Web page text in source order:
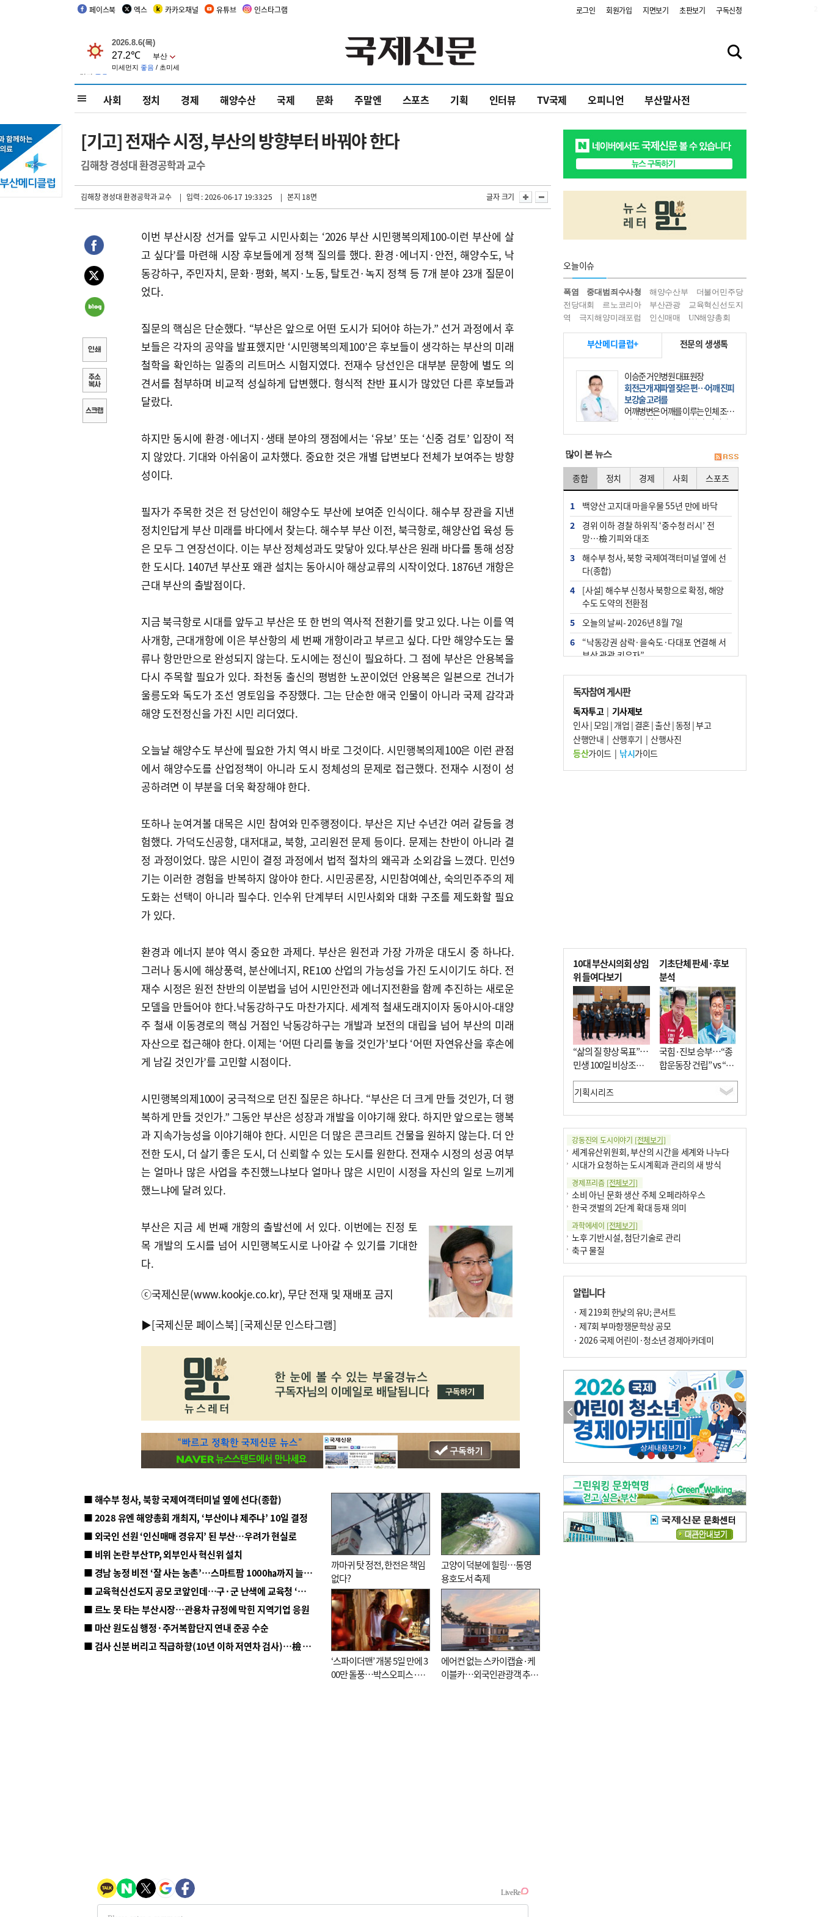
페이스북 엑스 카카오채널 유튜브 인스타그램 로그인 회원가입 지면보기 초판보기 구독신청
사회 정치 경제 해양수산 국제 문화 주말엔 스포츠 기획 인터뷰 TV국제 오피니언 부산말사전
[기고] 전재수 시정, 부산의 방향부터 바꿔야 한다
김해창 경성대 환경공학과 교수
김해창 경성대 환경공학과 교수 | 입력 : 2026-06-17 19:33:25 | 본지 18면 글자 크기
이번 부산시장 선거를 앞두고 시민사회는 ‘2026 부산 시민행복의제100-이런 부산에 살
고 싶다’를 마련해 시장 후보들에게 정책 질의를 했다. 환경·에너지·안전, 해양수도, 낙
동강하구, 주민자치, 문화·평화, 복지·노동, 탈토건·녹지 정책 등 7개 분야 23개 질문이
었다.
질문의 핵심은 단순했다. “부산은 앞으로 어떤 도시가 되어야 하는가.” 선거 과정에서 후
보들은 각자의 공약을 발표했지만 ‘시민행복의제100’은 후보들이 생각하는 부산의 미래
철학을 확인하는 일종의 리트머스 시험지였다. 전재수 당선인은 대부분 문항에 별도 의
견서를 첨부하며 비교적 성실하게 답변했다. 형식적 찬반 표시가 많았던 다른 후보들과
달랐다.
하지만 동시에 환경·에너지·생태 분야의 쟁점에서는 ‘유보’ 또는 ‘신중 검토’ 입장이 적
지 않았다. 기대와 아쉬움이 교차했다. 중요한 것은 개별 답변보다 전체가 보여주는 방향
성이다.
필자가 주목한 것은 전 당선인이 해양수도 부산에 보여준 인식이다. 해수부 장관을 지낸
정치인답게 부산 미래를 바다에서 찾는다. 해수부 부산 이전, 북극항로, 해양산업 육성 등
은 모두 그 연장선이다. 이는 부산 정체성과도 맞닿아 있다.부산은 원래 바다를 통해 성장
한 도시다. 1407년 부산포 왜관 설치는 동아시아 해상교류의 시작이었다. 1876년 개항은
근대 부산의 출발점이다.
지금 북극항로 시대를 앞두고 부산은 또 한 번의 역사적 전환기를 맞고 있다. 나는 이를 역
사개항, 근대개항에 이은 부산항의 세 번째 개항이라고 부르고 싶다. 다만 해양수도는 물
류나 항만만으로 완성되지 않는다. 도시에는 정신이 필요하다. 그 점에 부산은 안용복을
다시 주목할 필요가 있다. 좌천동 출신의 평범한 노꾼이었던 안용복은 일본으로 건너가
울릉도와 독도가 조선 영토임을 주장했다. 그는 단순한 애국 인물이 아니라 국제 감각과
해양 도전정신을 가진 시민 리더였다.
오늘날 해양수도 부산에 필요한 가치 역시 바로 그것이다. 시민행복의제100은 이런 관점
에서 해양수도를 산업정책이 아니라 도시 정체성의 문제로 접근했다. 전재수 시정이 성
공하려면 이 부분을 더욱 확장해야 한다.
또하나 눈여겨볼 대목은 시민 참여와 민주행정이다. 부산은 지난 수년간 여러 갈등을 경
험했다. 가덕도신공항, 대저대교, 북항, 고리원전 문제 등이다. 문제는 찬반이 아니라 결
정 과정이었다. 많은 시민이 결정 과정에서 법적 절차의 왜곡과 소외감을 느꼈다. 민선9
기는 이러한 경험을 반복하지 않아야 한다. 시민공론장, 시민참여예산, 숙의민주주의 제
도화는 선택이 아니라 필수다. 인수위 단계부터 시민사회와 대화 구조를 제도화할 필요
가 있다.
환경과 에너지 분야 역시 중요한 과제다. 부산은 원전과 가장 가까운 대도시 중 하나다.
그러나 동시에 해상풍력, 분산에너지, RE100 산업의 가능성을 가진 도시이기도 하다. 전
재수 시정은 원전 찬반의 이분법을 넘어 시민안전과 에너지전환을 함께 추진하는 새로운
모델을 만들어야 한다.낙동강하구도 마찬가지다. 세계적 철새도래지이자 동아시아-대양
주 철새 이동경로의 핵심 거점인 낙동강하구는 개발과 보전의 대립을 넘어 부산의 미래
자산으로 접근해야 한다. 이제는 ‘어떤 다리를 놓을 것인가’보다 ‘어떤 자연유산을 후손에
게 남길 것인가’를 고민할 시점이다.
시민행복의제100이 궁극적으로 던진 질문은 하나다. “부산은 더 크게 만들 것인가, 더 행
복하게 만들 것인가.” 그동안 부산은 성장과 개발을 이야기해 왔다. 하지만 앞으로는 행복
과 지속가능성을 이야기해야 한다. 시민은 더 많은 콘크리트 건물을 원하지 않는다. 더 안
전한 도시, 더 살기 좋은 도시, 더 신뢰할 수 있는 도시를 원한다. 전재수 시정의 성공 여부
는 얼마나 많은 사업을 추진했느냐보다 얼마나 많은 시민이 시정을 자신의 일로 느끼게
했느냐에 달려 있다.
부산은 지금 세 번째 개항의 출발선에 서 있다. 이번에는 진정 토
목 개발의 도시를 넘어 시민행복도시로 나아갈 수 있기를 기대한
다.
ⓒ국제신문(www.kookje.co.kr), 무단 전재 및 재배포 금지
▶[국제신문 페이스북] [국제신문 인스타그램]
■ 해수부 청사, 북항 국제여객터미널 옆에 선다(종합)
■ 2028 유엔 해양총회 개최지, ‘부산이냐 제주냐’ 10일 결정
■ 외국인 선원 ‘인신매매 경유지’ 된 부산…우려가 현실로
■ 비위 논란 부산TP, 외부인사 혁신위 설치
■ 경남 농정 비전 ‘잘 사는 농촌’…스마트팜 1000㏊까지 늘린다
■ 교육혁신선도지 공모 코앞인데…구·군 난색에 교육청 ‘쩔쩔’
■ 르노 못 타는 부산시장…관용차 규정에 막힌 지역기업 응원
■ 마산 원도심 행정·주거복합단지 연내 준공 수순
■ 검사 신분 버리고 직급하향(10년 이하 저연차 검사)…檢 중수청행 기피
까마귀 탓 정전, 한전은 책임
없다?
고양이 덕분에 힐링…통영
용호도서 축제
‘스파이더맨’ 개봉 5일 만에 3
00만 돌풍…박스오피스·예
에어컨 없는 스카이캡슐·케
이블카…외국인관광객 추억
오늘이슈
폭염 중대범죄수사청 해양수산부
더불어민주당
전당대회
르노코리아 부산관광
교육혁신선도지
역
극지해양미래포럼 인신매매 UN해양총회
부산메디클럽+ 전문의 생생톡
이승준 거인병원 대표원장
회전근개 재파열 잦은 편…어깨 진피
보강술 고려를
어깨병변은 어깨를 이루는 인체 조직
에 발생하는 손상을 말한다. 여기에
는 오십견과 회전근개 증후군, 어깨
많이 본 뉴스
종합 정치 경제 사회 스포츠
1
백양산 고지대 마을우물 55년 만에 바닥
2
경위 이하 경찰 하위직 ‘중수청 러시’ 전
망…檢 기피와 대조
3
해수부 청사, 북항 국제여객터미널 옆에 선
다(종합)
4
[사설] 해수부 신청사 북항으로 확정, 해양
수도 도약의 전환점
5
오늘의 날씨- 2026년 8월 7일
6
“낙동강권 삼락·을숙도·다대포 연결해 서
부산 관광 키우자”
7
부울경 주말부터 비소식…‘극한 폭염’ 한풀
꺾일 듯
8
피란마을 67년 역사인데…전교생 24명 아
미초 통폐합 기로
9
외국인 선원 ‘인신매매 경유지’ 된 부산…
우려가 현실로
10 수사독점 책임 커진 경찰, 방치사건 해결 부
독자참여 게시판
독자투고| 기사제보
인사|모임 | 개업 | 결혼|출산|동정 |부고
산행안내 | 산행후기 | 산행사진
등산가이드| 낚시가이드
10대 부산시의회 상임
위 들여다보기
“삶의 질 향상 목표”…
민생 100일 비상조치
면밀 심사
기초단체 판세·후보
분석
국힘·진보 승부…“종
합운동장 건립” vs “출
근 공공버스 도입”
강동진의 도시이야기 [전체보기]
세계유산위원회, 부산의 시간을 세계와 나누다
시대가 요청하는 도시계획과 관리의 새 방식
경제프리즘 [전체보기]
소비 아닌 문화 생산 주체 오페라하우스
한국 갯벌의 2단계 확대 등재 의미
과학에세이 [전체보기]
노후 기반시설, 첨단기술로 관리
축구 물질
부정선거
선관위와 尹의 ‘0점 답안’
기고[전체보기]
환자의 희망, 헌혈의 힘
대학과 지역 ‘연결’이 지역혁신이다
엘리트 자평해온 市 공무원…생중계 회의서 능력 입증을
김준희의 클래식 인사이트[전체보기]
여름날의 애상, 왈츠
빛나는 꿈의 계절, 4월의 노래
김지윤의 우리음악 이야기[전체보기]
세종시대 음악이 전해진 이유
영산회상, 불교음악에서 풍류음악으로
뉴스와 현장[전체보기]
‘800조 투자’ 희비 가른 재생에너지
뜨거워지는 바다, 북쪽으로 열리는 항로
데스크시각[전체보기]
물은 행정구역 경계를 따라 흐르지 않는다
알립니다
· 제 219회 한낮의 유U; 콘서트
· 제7회 부마항쟁문학상 공모
· 2026 국제 어린이·청소년 경제아카데미